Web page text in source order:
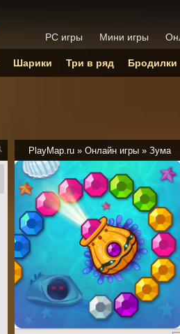
PlayMap.ru » Онлайн игры » Зума
PC игры Мини игры
Шарики Три в ряд Бродилки